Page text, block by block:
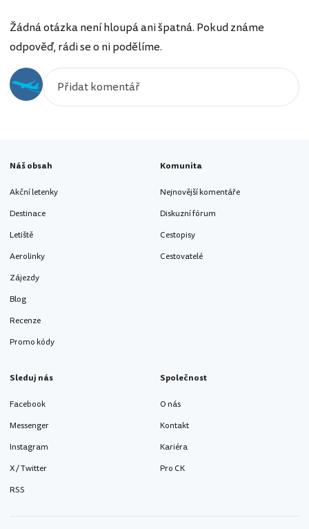
Žádná otázka není hloupá ani špatná. Pokud známe
odpověď, rádi se o ni podělíme.
Náš obsah
Akční letenky
Destinace
Letiště
Aerolinky
Zájezdy
Blog
Recenze
Promo kódy
Komunita
Nejnovější komentáře
Diskuzní fórum
Cestopisy
Cestovatelé
Sleduj nás
Facebook
Messenger
Instagram
X / Twitter
RSS
Společnost
O nás
Kontakt
Kariéra
Pro CK